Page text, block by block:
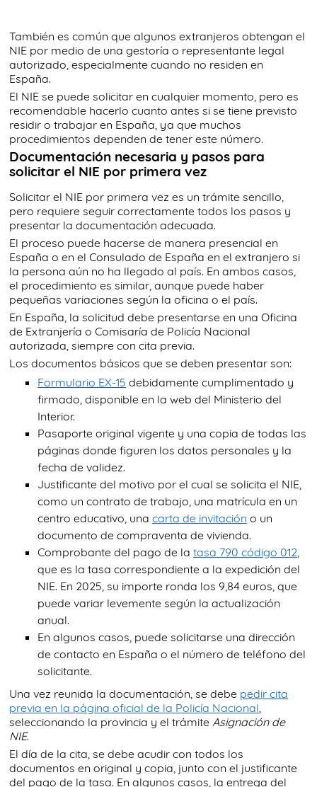
También es común que algunos extranjeros obtengan el
NIE por medio de una gestoría o representante legal
autorizado, especialmente cuando no residen en
España.
El NIE se puede solicitar en cualquier momento, pero es
recomendable hacerlo cuanto antes si se tiene previsto
residir o trabajar en España, ya que muchos
procedimientos dependen de tener este número.
Documentación necesaria y pasos para
solicitar el NIE por primera vez
Solicitar el NIE por primera vez es un trámite sencillo,
pero requiere seguir correctamente todos los pasos y
presentar la documentación adecuada.
El proceso puede hacerse de manera presencial en
España o en el Consulado de España en el extranjero si
la persona aún no ha llegado al país. En ambos casos,
el procedimiento es similar, aunque puede haber
pequeñas variaciones según la oficina o el país.
En España, la solicitud debe presentarse en una Oficina
de Extranjería o Comisaría de Policía Nacional
autorizada, siempre con cita previa.
Los documentos básicos que se deben presentar son:
Formulario EX-15 debidamente cumplimentado y
firmado, disponible en la web del Ministerio del
Interior.
Pasaporte original vigente y una copia de todas las
páginas donde figuren los datos personales y la
fecha de validez.
Justificante del motivo por el cual se solicita el NIE,
como un contrato de trabajo, una matrícula en un
centro educativo, una carta de invitación o un
documento de compraventa de vivienda.
Comprobante del pago de la tasa 790 código 012,
que es la tasa correspondiente a la expedición del
NIE. En 2025, su importe ronda los 9,84 euros, que
puede variar levemente según la actualización
anual.
En algunos casos, puede solicitarse una dirección
de contacto en España o el número de teléfono del
solicitante.
Una vez reunida la documentación, se debe pedir cita
previa en la página oficial de la Policía Nacional,
seleccionando la provincia y el trámite Asignación de
NIE.
El día de la cita, se debe acudir con todos los
documentos en original y copia, junto con el justificante
del pago de la tasa. En algunos casos, la entrega del